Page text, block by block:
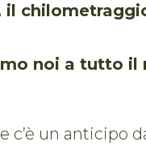
il
noi a tutto il
un anticipo